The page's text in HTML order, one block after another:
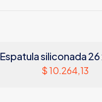
Espatula siliconada 26
$ 10.264,13